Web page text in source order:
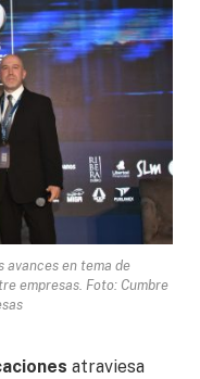
avances en tema de
empresas. Foto: Cumbre
atraviesa